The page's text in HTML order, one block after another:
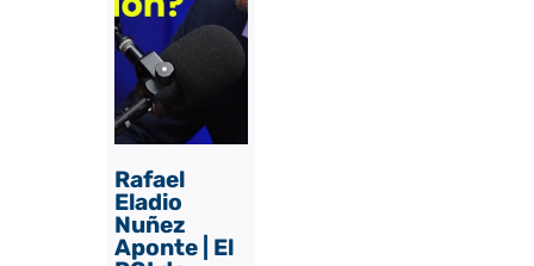
Rafael
Eladio
Nuñez
Aponte | El